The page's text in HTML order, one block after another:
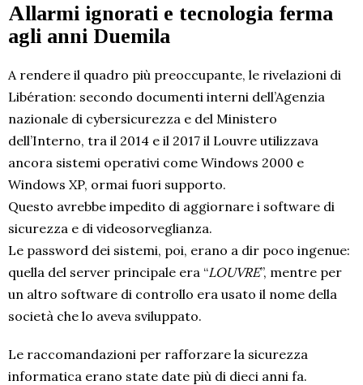
Allarmi ignorati e tecnologia ferma
agli anni Duemila
A rendere il quadro più preoccupante, le rivelazioni di
Libération: secondo documenti interni dell’Agenzia
nazionale di cybersicurezza e del Ministero
dell’Interno, tra il 2014 e il 2017 il Louvre utilizzava
ancora sistemi operativi come Windows 2000 e
Windows XP, ormai fuori supporto.
Questo avrebbe impedito di aggiornare i software di
sicurezza e di videosorveglianza.
Le password dei sistemi, poi, erano a dir poco ingenue:
quella del server principale era “LOUVRE”, mentre per
un altro software di controllo era usato il nome della
società che lo aveva sviluppato.
Le raccomandazioni per rafforzare la sicurezza
informatica erano state date più di dieci anni fa.